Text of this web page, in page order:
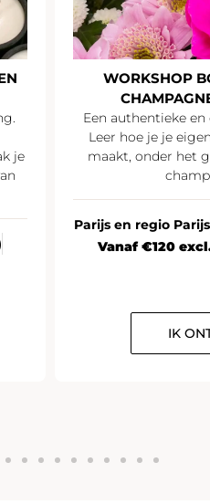
je
WORKSHOP
Een authentieke
Leer hoe je je
maakt, onder het
Parijs en regio Parijs
Vanaf €120
IK